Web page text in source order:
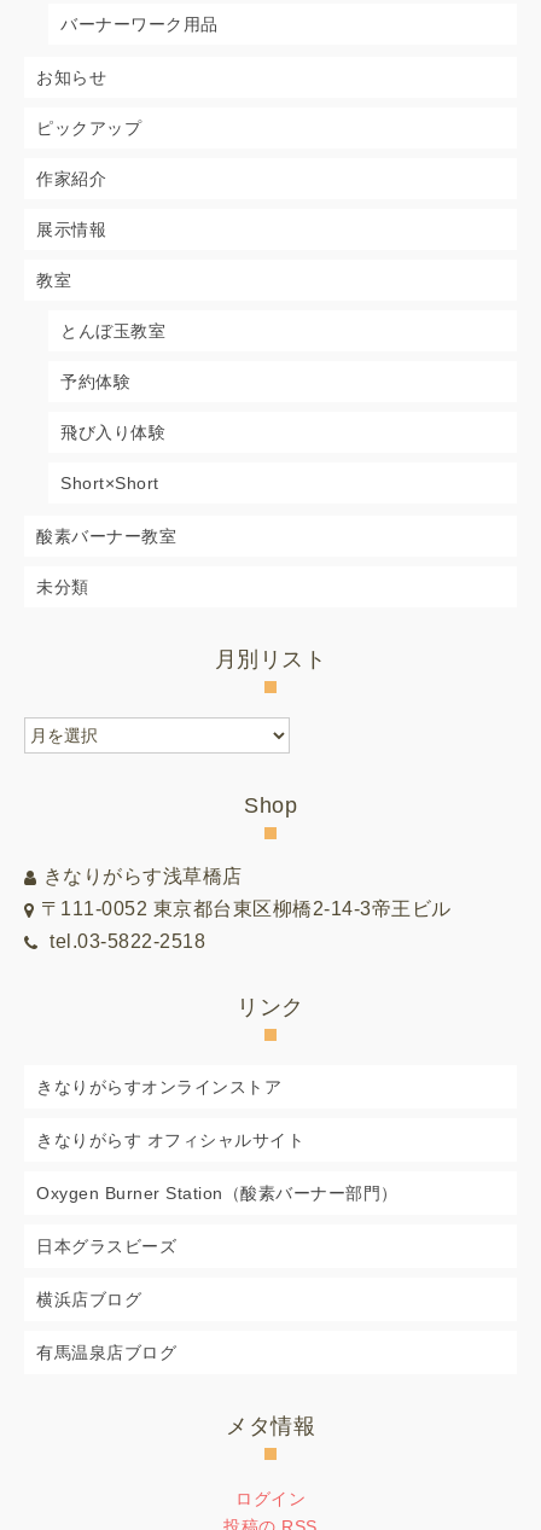
バーナーワーク用品
お知らせ
ピックアップ
作家紹介
展示情報
教室
とんぼ玉教室
予約体験
飛び入り体験
Short×Short
酸素バーナー教室
未分類
月別リスト
月
別
Shop
きなりがらす浅草橋店
〒111-0052 東京都台東区柳橋2-14-3帝王ビル
tel.03-5822-2518
リンク
きなりがらすオンラインストア
きなりがらす オフィシャルサイト
Oxygen Burner Station（酸素バーナー部門）
日本グラスビーズ
横浜店ブログ
有馬温泉店ブログ
メタ情報
ログイン